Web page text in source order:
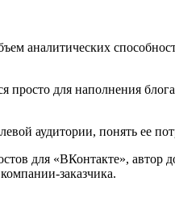
аналитических
просто для наполнения
аудитории, понять ее
для «ВКонтакте»,
заказчика.